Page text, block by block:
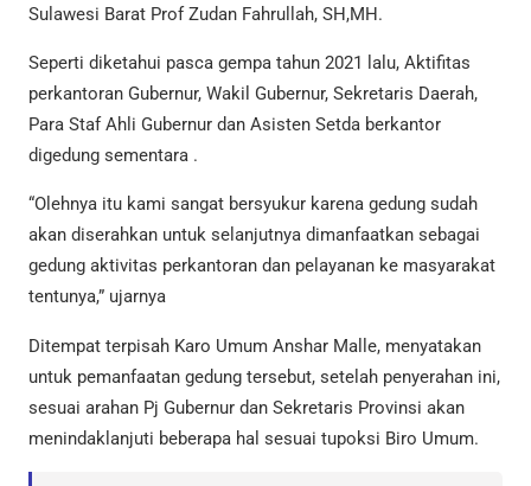
Sulawesi Barat Prof Zudan Fahrullah, SH,MH.
Seperti diketahui pasca gempa tahun 2021 lalu, Aktifitas
perkantoran Gubernur, Wakil Gubernur, Sekretaris Daerah,
Para Staf Ahli Gubernur dan Asisten Setda berkantor
digedung sementara .
“Olehnya itu kami sangat bersyukur karena gedung sudah
akan diserahkan untuk selanjutnya dimanfaatkan sebagai
gedung aktivitas perkantoran dan pelayanan ke masyarakat
tentunya,” ujarnya
Ditempat terpisah Karo Umum Anshar Malle, menyatakan
untuk pemanfaatan gedung tersebut, setelah penyerahan ini,
sesuai arahan Pj Gubernur dan Sekretaris Provinsi akan
menindaklanjuti beberapa hal sesuai tupoksi Biro Umum.